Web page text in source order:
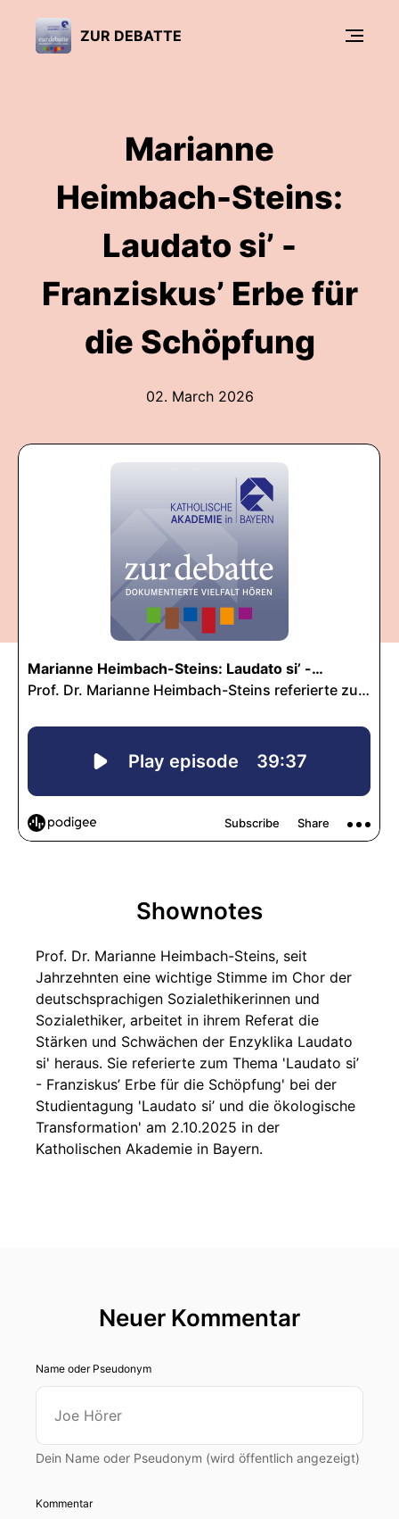
ZUR DEBATTE
Marianne
Heimbach-Steins:
Laudato si’ -
Franziskus’ Erbe für
die Schöpfung
02. March 2026
Shownotes
Prof. Dr. Marianne Heimbach-Steins, seit
Jahrzehnten eine wichtige Stimme im Chor der
deutschsprachigen Sozialethikerinnen und
Sozialethiker, arbeitet in ihrem Referat die
Stärken und Schwächen der Enzyklika Laudato
si' heraus. Sie referierte zum Thema 'Laudato si’
- Franziskus’ Erbe für die Schöpfung' bei der
Studientagung 'Laudato si’ und die ökologische
Transformation' am 2.10.2025 in der
Katholischen Akademie in Bayern.
Neuer Kommentar
Name oder Pseudonym
Dein Name oder Pseudonym (wird öffentlich angezeigt)
Kommentar